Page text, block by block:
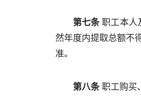
第七条 职工本人
然年度内提取总额不
准。
第八条职工购买